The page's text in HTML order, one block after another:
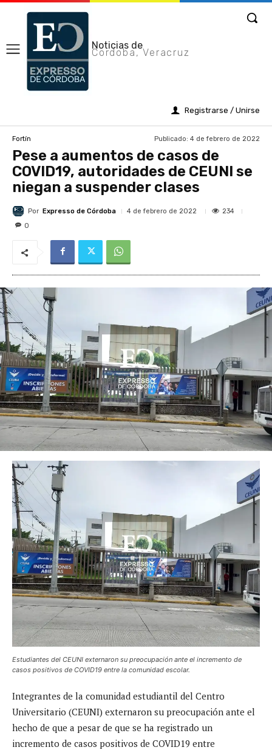
Noticias de
Cordoba, Veracruz
Registrarse / Unirse
Fortín Publicado: 4 de febrero de 2022
Pese a aumentos de casos de
COVID19, autoridades de CEUNI se
niegan a suspender clases
Por Expresso de Córdoba 4 de febrero de 2022
234
0
Estudiantes del CEUNI externaron su preocupación ante el incremento de
casos positivos de COVID19 entre la comunidad escolar.
Integrantes de la comunidad estudiantil del Centro
Universitario (CEUNI) externaron su preocupación ante el
hecho de que a pesar de que se ha registrado un
incremento de casos positivos de COVID19 entre